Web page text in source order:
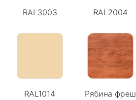
RAL3003 RAL2004
RAL1014 Рябина фреш